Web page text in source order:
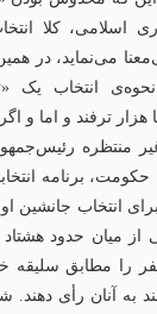
اسلامی، کلا
می‌نماید، در
انتخاب یک
ترفند و اما و
منتظره
حکومت، برنامه
برای انتخاب جانشین
از میان حدود هشتاد
را مطابق سلیقه
به آنان رأی